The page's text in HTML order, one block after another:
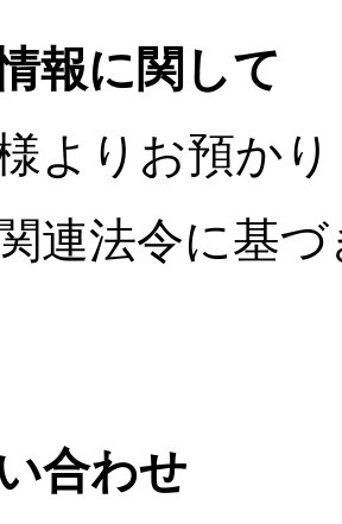
報に関して
よりお預か
連法令に基
合わせ